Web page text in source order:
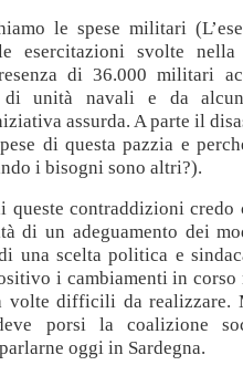
le spese militari
esercitazioni svolte
di 36.000 militari
di unità navali e da
assurda. A parte il
di questa pazzia e
i bisogni sono altri?).
queste contraddizioni credo
di un adeguamento dei
una scelta politica e
i cambiamenti in corso
volte difficili da realizzare.
porsi la coalizione
oggi in Sardegna.